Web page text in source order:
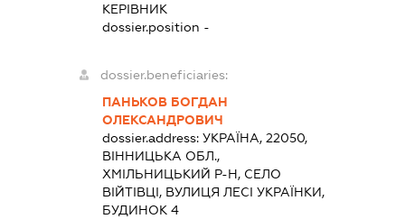
КЕРІВНИК
dossier.position -
dossier.beneficiaries:
ПАНЬКОВ БОГДАН
ОЛЕКСАНДРОВИЧ
dossier.address:УКРАЇНА, 22050,
ВІННИЦЬКА ОБЛ.,
ХМІЛЬНИЦЬКИЙ Р-Н, СЕЛО
ВІЙТІВЦІ, ВУЛИЦЯ ЛЕСІ УКРАЇНКИ,
БУДИНОК 4